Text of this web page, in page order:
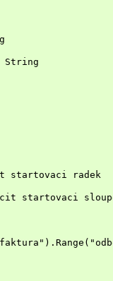
String
startovaci radek
startovaci